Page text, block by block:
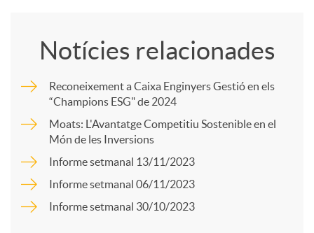
n
g
u
m
p
a
r
Notícies relacionades
Reconeixement a Caixa Enginyers Gestió en els
“Champions ESG" de 2024
Moats: L'Avantatge Competitiu Sostenible en el
Món de les Inversions
Informe setmanal 13/11/2023
Informe setmanal 06/11/2023
Informe setmanal 30/10/2023